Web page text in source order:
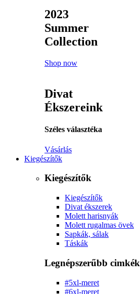
2023
Summer
Collection
Shop now
Divat
Ékszereink
Széles választéka
Vásárlás
Kiegészítők
Kiegészítők
Kiegészítők
Divat ékszerek
Molett harisnyák
Molett rugalmas övek
Sapkák, sálak
Táskák
Legnépszerűbb cimkék
#5xl-meret
#6xl-meret